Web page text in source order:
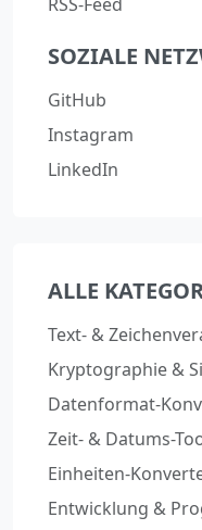
SOZIALE
GitHub
Instagram
LinkedIn
ALLE
Text- &
Kryptographie &
Datenformat-
Zeit- & Datums-
Einheiten-
Entwicklung &